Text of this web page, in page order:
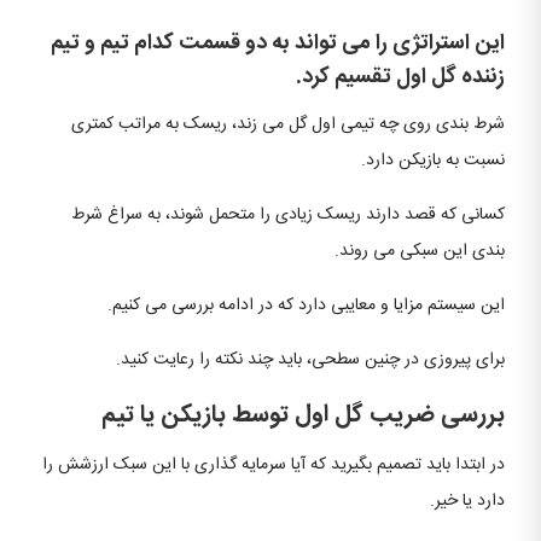
این استراتژی را می تواند به دو قسمت کدام تیم و تیم
زننده گل اول تقسیم کرد.
شرط بندی روی چه تیمی اول گل می زند، ریسک به مراتب کمتری
نسبت به بازیکن دارد.
کسانی که قصد دارند ریسک زیادی را متحمل شوند، به سراغ شرط
بندی این سبکی می روند.
این سیستم مزایا و معایبی دارد که در ادامه بررسی می کنیم.
برای پیروزی در چنین سطحی، باید چند نکته را رعایت کنید.
بررسی ضریب گل اول توسط بازیکن یا تیم
در ابتدا باید تصمیم بگیرید که آیا سرمایه گذاری با این سبک ارزشش را
دارد یا خیر.